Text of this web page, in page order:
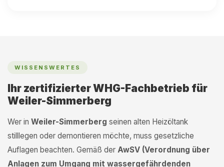
WISSENSWERTES
Ihr zertifizierter WHG-Fachbetrieb für
Weiler-Simmerberg
Wer in Weiler-Simmerberg seinen alten Heizöltank
stilllegen oder demontieren möchte, muss gesetzliche
Auflagen beachten. Gemäß der AwSV (Verordnung über
Anlagen zum Umgang mit wassergefährdenden